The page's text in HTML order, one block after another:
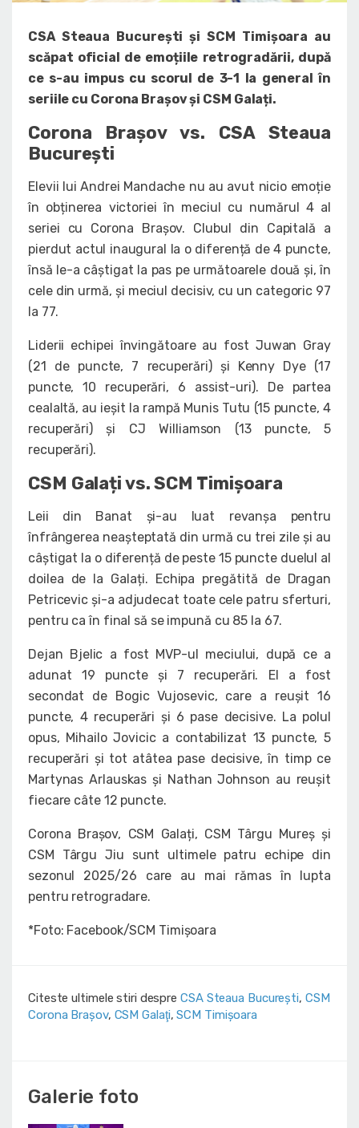
CSA Steaua București și SCM Timișoara au
scăpat oficial de emoțiile retrogradării, după
ce s-au impus cu scorul de 3-1 la general în
seriile cu Corona Brașov și CSM Galați.
Corona Brașov vs. CSA Steaua
București
Elevii lui Andrei Mandache nu au avut nicio emoție
în obținerea victoriei în meciul cu numărul 4 al
seriei cu Corona Brașov. Clubul din Capitală a
pierdut actul inaugural la o diferență de 4 puncte,
însă le-a câștigat la pas pe următoarele două și, în
cele din urmă, și meciul decisiv, cu un categoric 97
la 77.
Liderii echipei învingătoare au fost Juwan Gray
(21 de puncte, 7 recuperări) și Kenny Dye (17
puncte, 10 recuperări, 6 assist-uri). De partea
cealaltă, au ieșit la rampă Munis Tutu (15 puncte, 4
recuperări) și CJ Williamson (13 puncte, 5
recuperări).
CSM Galați vs. SCM Timișoara
Leii din Banat și-au luat revanșa pentru
înfrângerea neașteptată din urmă cu trei zile și au
câștigat la o diferență de peste 15 puncte duelul al
doilea de la Galați. Echipa pregătită de Dragan
Petricevic și-a adjudecat toate cele patru sferturi,
pentru ca în final să se impună cu 85 la 67.
Dejan Bjelic a fost MVP-ul meciului, după ce a
adunat 19 puncte și 7 recuperări. El a fost
secondat de Bogic Vujosevic, care a reușit 16
puncte, 4 recuperări și 6 pase decisive. La polul
opus, Mihailo Jovicic a contabilizat 13 puncte, 5
recuperări și tot atâtea pase decisive, în timp ce
Martynas Arlauskas și Nathan Johnson au reușit
fiecare câte 12 puncte.
Corona Brașov, CSM Galați, CSM Târgu Mureș și
CSM Târgu Jiu sunt ultimele patru echipe din
sezonul 2025/26 care au mai rămas în lupta
pentru retrogradare.
*Foto: Facebook/SCM Timișoara
Citeste ultimele stiri despre CSA Steaua București, CSM
Corona Braşov, CSM Galaţi,SCM Timișoara
Galerie foto